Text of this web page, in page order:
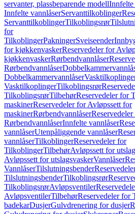
servanter, plassbeparende modellInnfelte
Innfelte vannlåserServanttilkoblinger
ServanttilkoblingerTilkoblingsrør
for
TilkoblingerPakningerSveiseender
for kjøkkenvaskerReservedeler for
kjøkkenvaskerRørbendvannlåser
Rørbendvannlåser
Dobbelkammervannlåser
VasktilkoplingerTilkoblingsrør
TilkoblingsrørTilbehørReservedeler for
maskinerReservedeler for Avløpssett for
maskinerRørbendvannlåser
RørbendvannlåserInnfelte vannlåser
vannlåserUtenpåliggende vannlåser
vannlåserTilkoblingerReservedeler for
TilkoblingerTilbehørAvløpssett for
Avløpssett for utslagsvaskerVannlåser
VannlåserTilslutningsbender
TilslutningsbenderTilkoblingsrør
TilkoblingsrørAvløpsventiler
AvløpsventilerTilbehørReservedeler for
badekarDusjerGulvdrenering for dusjer